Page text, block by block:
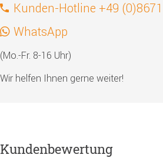
Kunden-Hotline +49
WhatsApp
(Mo.-Fr. 8-16 Uhr)
Wir helfen Ihnen gerne weiter!
Kundenbewertung